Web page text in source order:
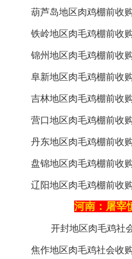
葫芦岛地区肉鸡棚前收
铁岭地区肉毛鸡棚前收
锦州地区肉毛鸡棚前收
阜新地区肉毛鸡棚前收
吉林地区肉毛鸡棚前收
营口地区肉毛鸡棚前收
丹东地区肉毛鸡棚前收
盘锦地区肉毛鸡棚前收
辽阳地区肉毛鸡棚前收
河南：屠宰
开封地区肉毛鸡社
焦作地区肉毛鸡社会收